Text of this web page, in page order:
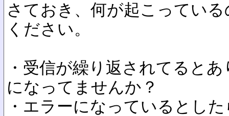
さておき、何が起こってい
ください。
・受信が繰り返されてると
になってませんか？
・エラーになっているとし